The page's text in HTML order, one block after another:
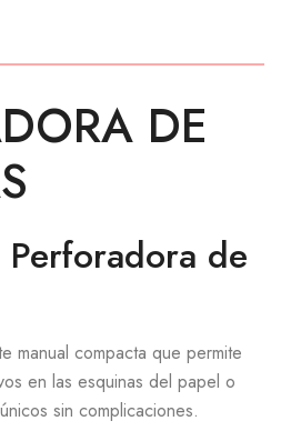
DE
de
manual compacta que permite
en las esquinas del papel o
sin complicaciones.